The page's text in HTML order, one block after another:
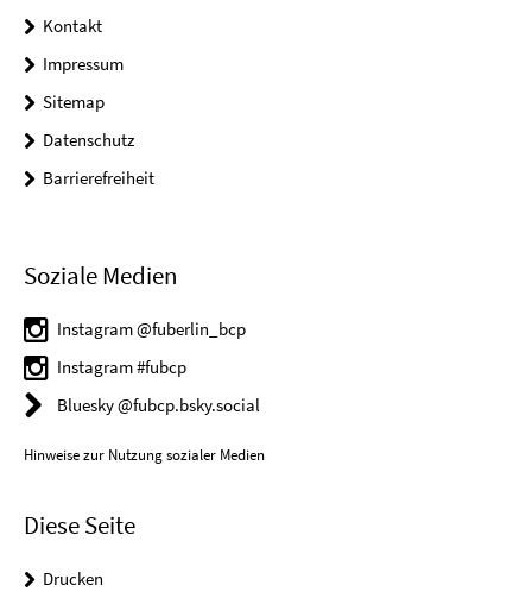
Kontakt
Impressum
Sitemap
Datenschutz
Barrierefreiheit
Soziale Medien
Instagram @fuberlin_bcp
Instagram #fubcp
Bluesky @fubcp.bsky.social
Hinweise zur Nutzung sozialer Medien
Diese Seite
Drucken